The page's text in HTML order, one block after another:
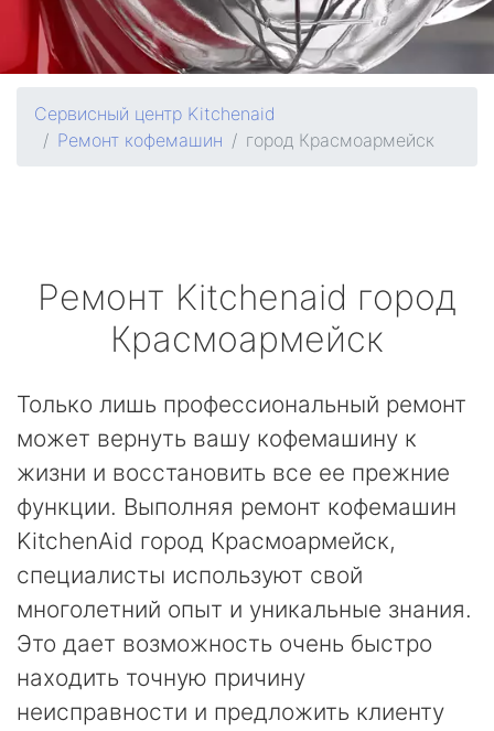
Сервисный центр Kitchenaid
Ремонт кофемашин
город Красмоармейск
Ремонт Kitchenaid город
Красмоармейск
Только лишь профессиональный ремонт
может вернуть вашу кофемашину к
жизни и восстановить все ее прежние
функции. Выполняя ремонт кофемашин
KitchenAid город Красмоармейск,
специалисты используют свой
многолетний опыт и уникальные знания.
Это дает возможность очень быстро
находить точную причину
неисправности и предложить клиенту